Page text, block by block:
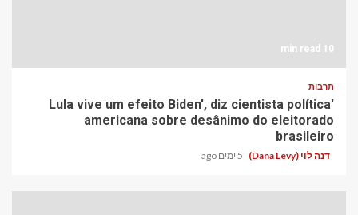
10 min read
תרבות
'Lula vive um efeito Biden', diz cientista política
americana sobre desânimo do eleitorado
brasileiro
דנה לוי (Dana Levy) 5 ימים ago